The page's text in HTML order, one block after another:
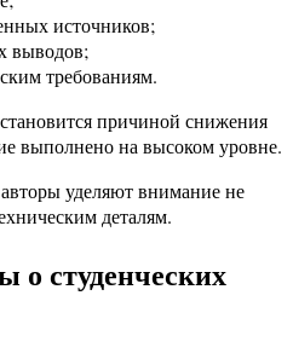
источников;
выводов;
требованиям.
причиной снижения
выполнено на высоком уровне.
уделяют внимание не
деталям.
о студенческих